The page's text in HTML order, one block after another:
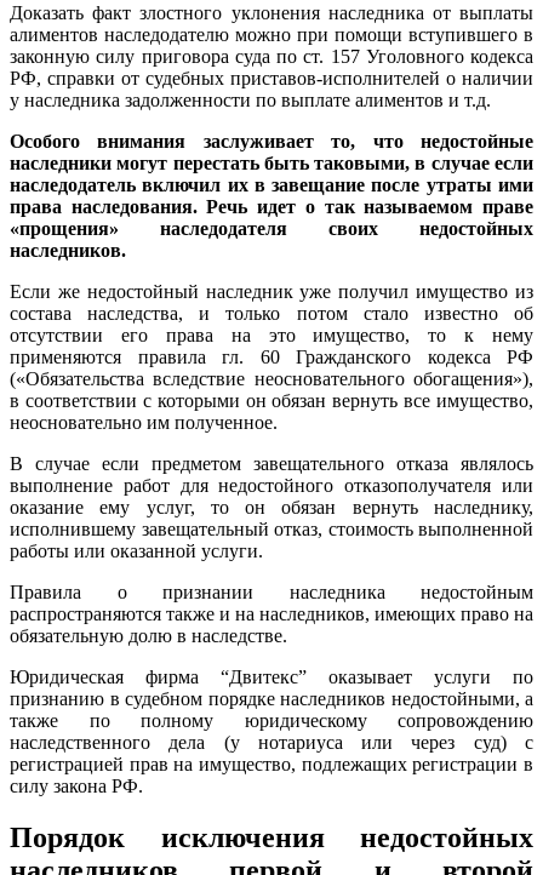
Доказать факт злостного уклонения наследника от выплаты
алиментов наследодателю можно при помощи вступившего в
законную силу приговора суда по ст. 157 Уголовного кодекса
РФ, справки от судебных приставов-исполнителей о наличии
у наследника задолженности по выплате алиментов и т.д.
Особого внимания заслуживает то, что недостойные
наследники могут перестать быть таковыми, в случае если
наследодатель включил их в завещание после утраты ими
права наследования. Речь идет о так называемом праве
«прощения» наследодателя своих недостойных
наследников.
Если же недостойный наследник уже получил имущество из
состава наследства, и только потом стало известно об
отсутствии его права на это имущество, то к нему
применяются правила гл. 60 Гражданского кодекса РФ
(«Обязательства вследствие неосновательного обогащения»),
в соответствии с которыми он обязан вернуть все имущество,
неосновательно им полученное.
В случае если предметом завещательного отказа являлось
выполнение работ для недостойного отказополучателя или
оказание ему услуг, то он обязан вернуть наследнику,
исполнившему завещательный отказ, стоимость выполненной
работы или оказанной услуги.
Правила о признании наследника недостойным
распространяются также и на наследников, имеющих право на
обязательную долю в наследстве.
Юридическая фирма “Двитекс” оказывает услуги по
признанию в судебном порядке наследников недостойными, а
также по полному юридическому сопровождению
наследственного дела (у нотариуса или через суд) с
регистрацией прав на имущество, подлежащих регистрации в
силу закона РФ.
Порядок исключения недостойных